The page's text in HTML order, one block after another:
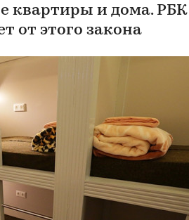
квартиры и дома. РБК
от этого закона